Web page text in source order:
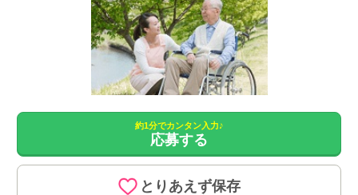
約1分でカンタン入力♪
応募する
とりあえず保存